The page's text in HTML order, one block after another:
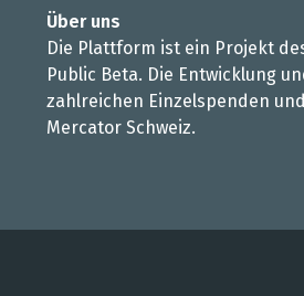
Über uns
Die Plattform ist ein Projekt
Public Beta. Die Entwicklung
zahlreichen Einzelspenden
Mercator Schweiz.